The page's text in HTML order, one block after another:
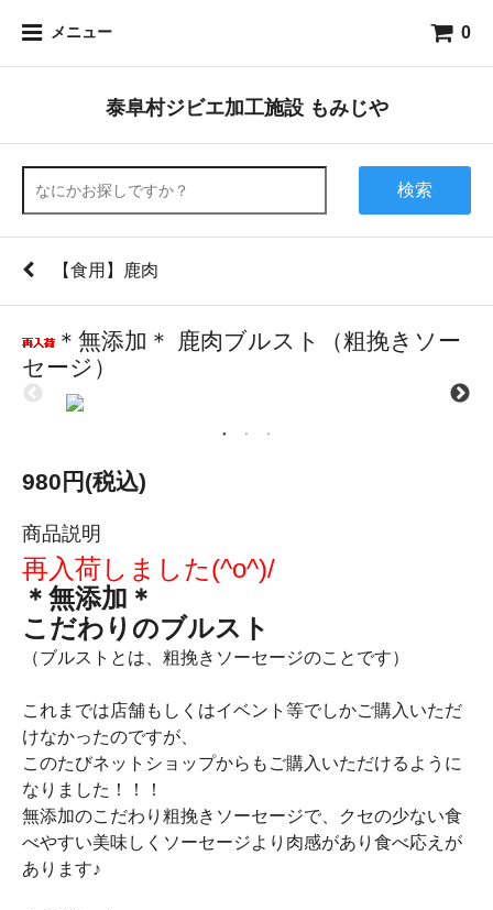
メニュー 0
泰阜村ジビエ加工施設 もみじや
検索
【食用】鹿肉
＊無添加＊ 鹿肉ブルスト（粗挽きソー
セージ）
980円(税込)
商品説明
再入荷しました(^o^)/
＊無添加＊
こだわりのブルスト
（ブルストとは、粗挽きソーセージのことです）
これまでは店舗もしくはイベント等でしかご購入いただ
けなかったのですが、
このたびネットショップからもご購入いただけるように
なりました！！！
無添加のこだわり粗挽きソーセージで、クセの少ない食
べやすい美味しくソーセージより肉感があり食べ応えが
あります♪